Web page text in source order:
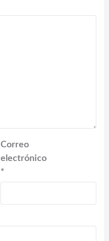
Correo
electrónico
*